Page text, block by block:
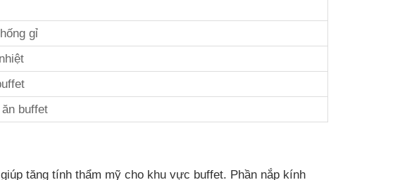
gỉ
buffet
tăng tính thẩm mỹ cho khu vực buffet. Phần nắp kính